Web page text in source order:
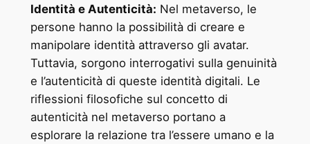
Identità e Autenticità: Nel metaverso, le
persone hanno la possibilità di creare e
manipolare identità attraverso gli avatar.
Tuttavia, sorgono interrogativi sulla genuinità
e l’autenticità di queste identità digitali. Le
riflessioni filosofiche sul concetto di
autenticità nel metaverso portano a
esplorare la relazione tra l’essere umano e la